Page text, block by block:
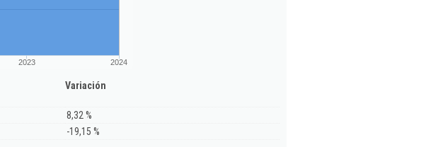
2023 2024
Variación
8,32 %
-19,15 %